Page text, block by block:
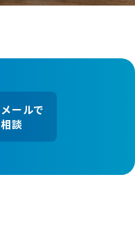
メールで
相談